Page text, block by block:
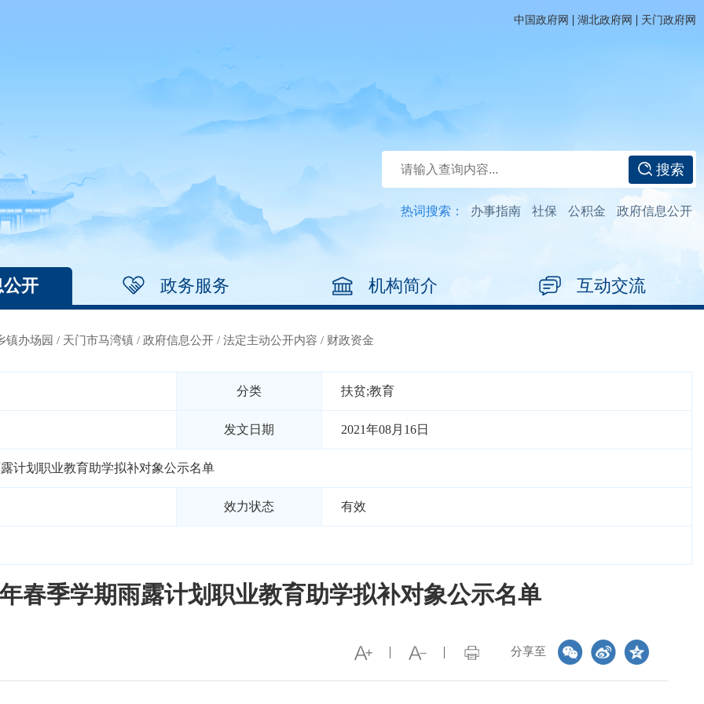
中国政府网 | 湖北政府网 | 天门政府网
搜索
热词搜索： 办事指南 社保 公积金 政府信息公开
开 政务服务 机构简介 互动交流
镇办场园 / 天门市马湾镇 / 政府信息公开 / 法定主动公开内容 / 财政资金
分类 扶贫;教育
发文日期 2021年08月16日
计划职业教育助学拟补对象公示名单
效力状态 有效
春季学期雨露计划职业教育助学拟补对象公示名单
分享至